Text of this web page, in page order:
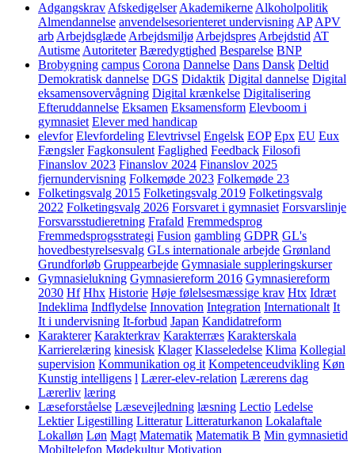
Adgangskrav Afskedigelser Akademikerne Alkoholpolitik
Almendannelse anvendelsesorienteret undervisning AP APV
arb Arbejdsglæde Arbejdsmiljø Arbejdspres Arbejdstid AT
Autisme Autoriteter Bæredygtighed Besparelse BNP
Brobygning campus Corona Dannelse Dans Dansk Deltid
Demokratisk dannelse DGS Didaktik Digital dannelse Digital
eksamensovervågning Digital krænkelse Digitalisering
Efteruddannelse Eksamen Eksamensform Elevboom i
gymnasiet Elever med handicap
elevfor Elevfordeling Elevtrivsel Engelsk EOP Epx EU Eux
Fængsler Fagkonsulent Faglighed Feedback Filosofi
Finanslov 2023 Finanslov 2024 Finanslov 2025
fjernundervisning Folkemøde 2023 Folkemøde 23
Folketingsvalg 2015 Folketingsvalg 2019 Folketingsvalg
2022 Folketingsvalg 2026 Forsvaret i gymnasiet Forsvarslinje
Forsvarsstudieretning Frafald Fremmedsprog
Fremmedsprogsstrategi Fusion gambling GDPR GL's
hovedbestyrelsesvalg GLs internationale arbejde Grønland
Grundforløb Gruppearbejde Gymnasiale suppleringskurser
Gymnasielukning Gymnasiereform 2016 Gymnasiereform
2030 Hf Hhx Historie Høje følelsesmæssige krav Htx Idræt
Indeklima Indflydelse Innovation Integration Internationalt It
It i undervisning It-forbud Japan Kandidatreform
Karakterer Karakterkrav Karakterræs Karakterskala
Karrierelæring kinesisk Klager Klasseledelse Klima Kollegial
supervision Kommunikation og it Kompetenceudvikling Køn
Kunstig intelligens l Lærer-elev-relation Lærerens dag
Lærerliv læring
Læseforståelse Læsevejledning læsning Lectio Ledelse
Lektier Ligestilling Litteratur Litteraturkanon Lokalaftale
Lokalløn Løn Magt Matematik Matematik B Min gymnasietid
Mobiltelefon Mødekultur Motivation